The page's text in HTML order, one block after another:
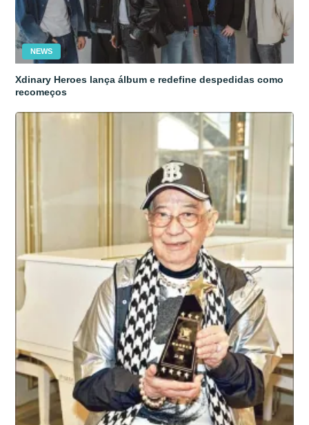
NEWS
Xdinary Heroes lança álbum e redefine despedidas como
recomeços